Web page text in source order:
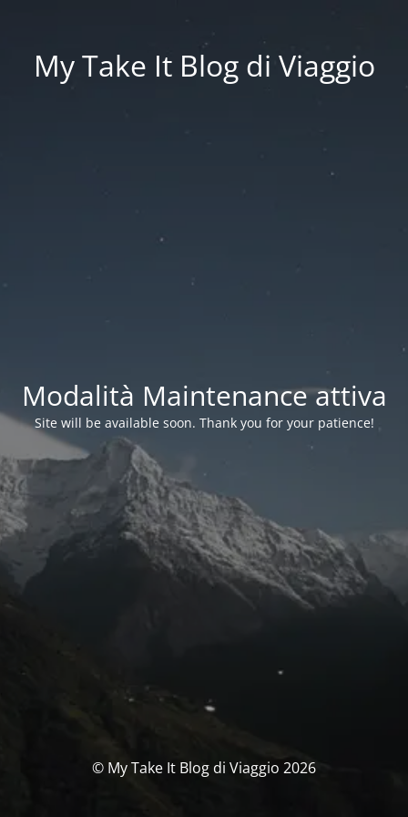
My Take It Blog di Viaggio
Modalità Maintenance attiva
Site will be available soon. Thank you for your patience!
© My Take It Blog di Viaggio 2026